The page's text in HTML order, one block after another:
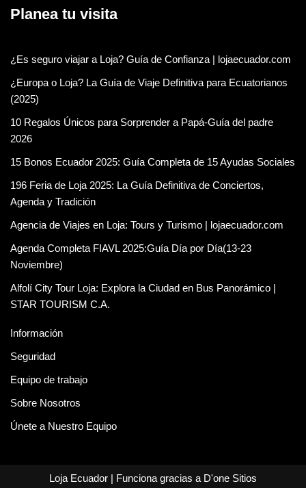
Planea tu visita
¿Es seguro viajar a Loja? Guía de Confianza | lojaecuador.com
¿Europa o Loja? La Guía de Viaje Definitiva para Ecuatorianos
(2025)
10 Regalos Únicos para Sorprender a Papá-Guía del padre
2026
15 Bonos Ecuador 2025: Guía Completa de 15 Ayudas Sociales
196 Feria de Loja 2025: La Guía Definitiva de Conciertos,
Agenda y Tradición
Agencia de Viajes en Loja: Tours y Turismo | lojaecuador.com
Agenda Completa FIAVL 2025:Guía Día por Día(13-23
Noviembre)
Alfolí City Tour Loja: Explora la Ciudad en Bus Panorámico |
STAR TOURISM C.A.
Información
Seguridad
Equipo de trabajo
Sobre Nosotros
Únete a Nuestro Equipo
Loja Ecuador | Funciona gracias a D'one Sitios